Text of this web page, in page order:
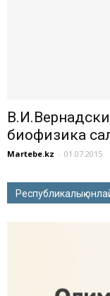
биофизика
Martebe.kz - 01.07.2015
Республикалық